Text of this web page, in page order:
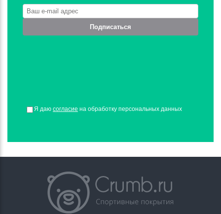
Подписаться
Я даю согласие на обработку персональных данных